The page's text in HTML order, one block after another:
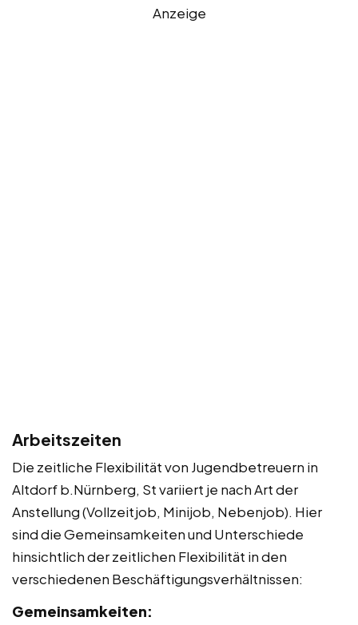
Anzeige
Arbeitszeiten
Die zeitliche Flexibilität von Jugendbetreuern in
Altdorf b.Nürnberg, St variiert je nach Art der
Anstellung (Vollzeitjob, Minijob, Nebenjob). Hier
sind die Gemeinsamkeiten und Unterschiede
hinsichtlich der zeitlichen Flexibilität in den
verschiedenen Beschäftigungsverhältnissen:
Gemeinsamkeiten: